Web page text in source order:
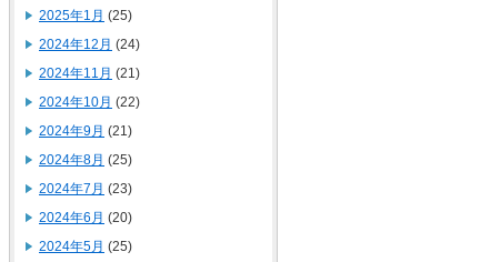
2025年1月 (25)
2024年12月 (24)
2024年11月 (21)
2024年10月 (22)
2024年9月 (21)
2024年8月 (25)
2024年7月 (23)
2024年6月 (20)
2024年5月 (25)